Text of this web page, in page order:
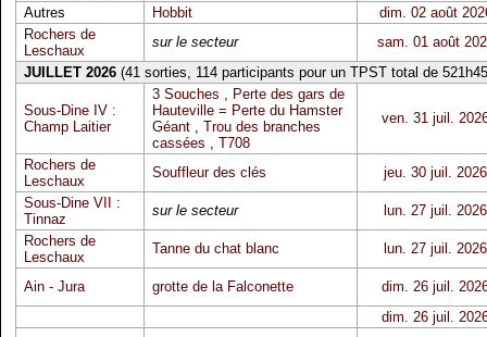
Autres
Hobbit
dim. 02 août
Rochers de
Leschaux
sur le secteur
sam. 01 août
JUILLET 2026(41 sorties, 114 participants pour un TPST total de
Sous-Dine IV :
Champ Laitier
3 Souches , Perte des gars de
Hauteville = Perte du Hamster
Géant, Trou des branches
cassées , T708
ven. 31 juil.
Rochers de
Leschaux
Souffleur des clés
jeu. 30 juil. 2026
Sous-Dine VII :
Tinnaz
sur le secteur
lun. 27 juil. 2026
Rochers de
Leschaux
Tanne du chat blanc lun. 27 juil. 2026
Ain - Jura grotte de la Falconette
dim. 26 juil.
dim. 26 juil.